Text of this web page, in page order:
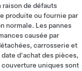
de défauts
produite ou fournie par
normale. Les pannes
causée par
carrosserie et
d'achat des pièces,
couverture uniques sont